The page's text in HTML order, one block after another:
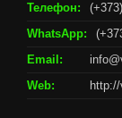
Телефон:
WhatsApp:
Email:
Web: